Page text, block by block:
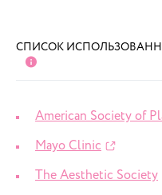
СПИСОК
American Society of
Mayo Clinic
The Aesthetic Society